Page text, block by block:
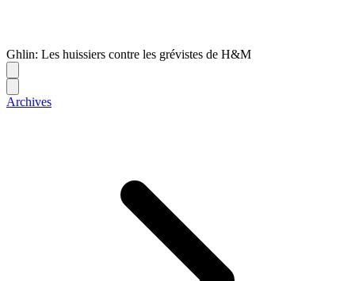
Ghlin: Les huissiers contre les grévistes de H&M
Archives